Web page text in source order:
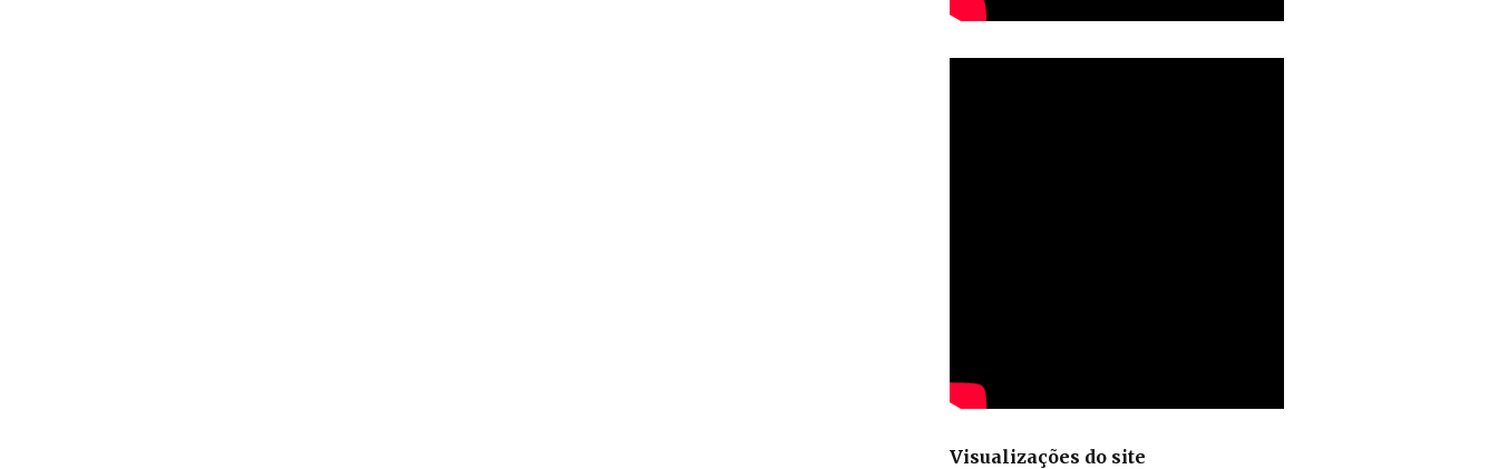
Visualizações do site